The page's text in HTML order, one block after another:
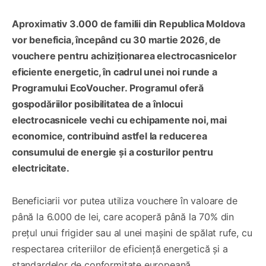
Aproximativ 3.000 de familii din Republica Moldova
vor beneficia, începând cu 30 martie 2026, de
vouchere pentru achiziționarea electrocasnicelor
eficiente energetic, în cadrul unei noi runde a
Programului EcoVoucher. Programul oferă
gospodăriilor posibilitatea de a înlocui
electrocasnicele vechi cu echipamente noi, mai
economice, contribuind astfel la reducerea
consumului de energie și a costurilor pentru
electricitate.
Beneficiarii vor putea utiliza vouchere în valoare de
până la 6.000 de lei, care acoperă până la 70% din
prețul unui frigider sau al unei mașini de spălat rufe, cu
respectarea criteriilor de eficiență energetică și a